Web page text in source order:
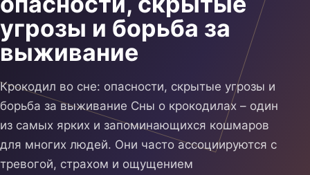
угрозы и борьба за
выживание
Крокодил во сне: опасности, скрытые угрозы и
борьба за выживание Сны о крокодилах – один
из самых ярких и запоминающихся кошмаров
для многих людей. Они часто ассоциируются с
тревогой, страхом и ощущением